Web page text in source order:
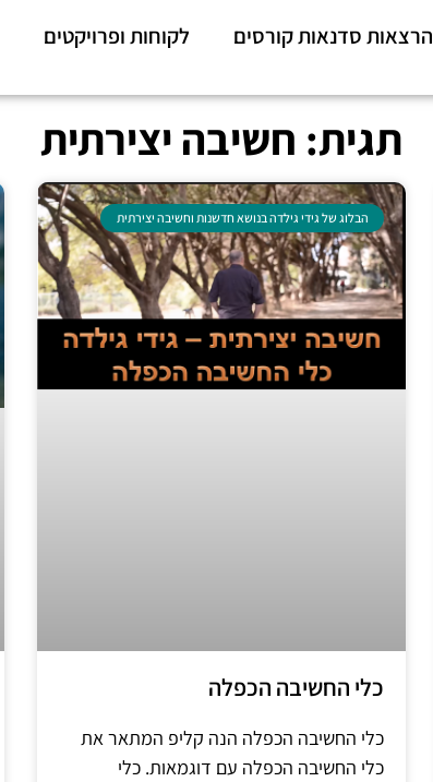
הרצאות סדנאות קורסים לקוחות ופרויקטים
תגית: חשיבה יצירתית
הבלוג של גידי גילדה בנושא חדשנות וחשיבה יצירתית
כלי החשיבה הכפלה
כלי החשיבה הכפלה הנה קליפ המתאר את
כלי החשיבה הכפלה עם דוגמאות. כלי